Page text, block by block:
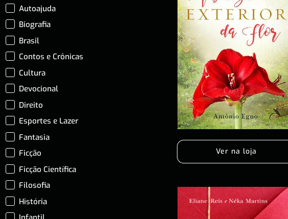
Autoajuda
Biografia
Brasil
Contos e Crônicas
Cultura
Devocional
Direito
Esportes e Lazer
Fantasia
Ficção
Ficção Científica
Filosofia
História
Ver na loja